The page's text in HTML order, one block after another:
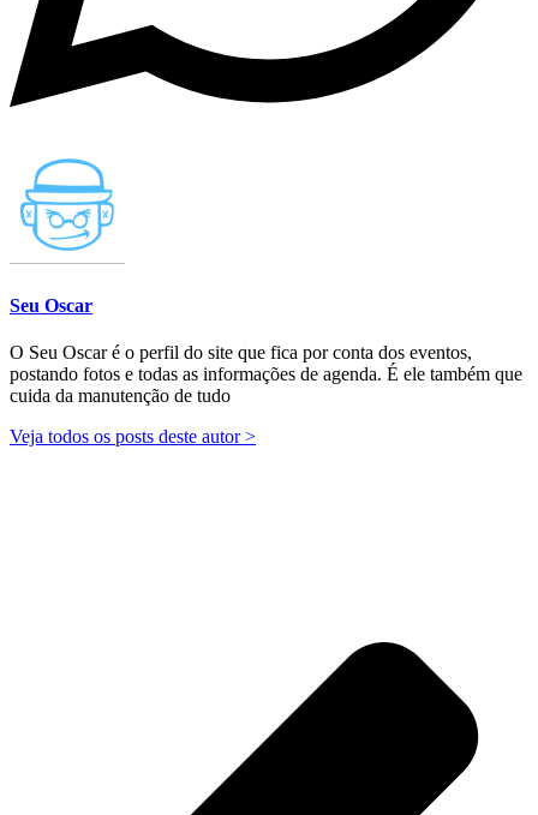
Seu Oscar
O Seu Oscar é o perfil do site que fica por conta dos eventos,
postando fotos e todas as informações de agenda. É ele também que
cuida da manutenção de tudo
Veja todos os posts deste autor >